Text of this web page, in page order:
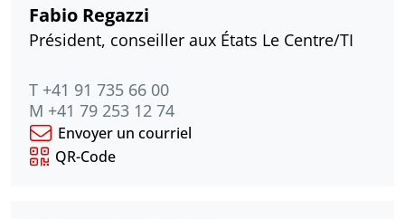
Fabio Regazzi
Président, conseiller aux États Le Centre/TI
T +41 91 735 66 00
M +41 79 253 12 74
Envoyer un courriel
QR-Code